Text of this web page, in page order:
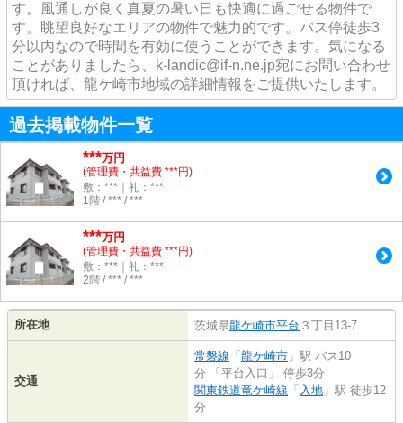
す。風通しが良く真夏の暑い日も快適に過ごせる物件で
す。眺望良好なエリアの物件で魅力的です。バス停徒歩3
分以内なので時間を有効に使うことができます。気になる
ことがありましたら、k-landic@if-n.ne.jp宛にお問い合わせ
頂ければ、龍ケ崎市地域の詳細情報をご提供いたします。
過去掲載物件一覧
***万円
(管理費・共益費 ***円)
敷：***｜礼：***
1階 / *** / ***
***万円
(管理費・共益費 ***円)
敷：***｜礼：***
2階 / *** / ***
所在地 茨城県龍ケ崎市平台 ３丁目13-7
交通
常磐線 「 龍ケ崎市 」駅 バス10
分 「平台入口」 停歩3分
関東鉄道竜ケ崎線 「 入地 」駅 徒歩12
分